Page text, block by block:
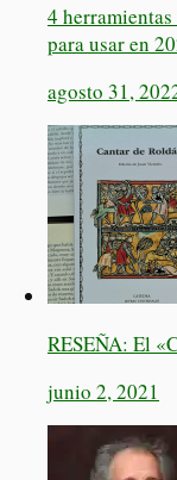
4
para usar en
agosto 31,
RESEÑA: El
junio 2, 2021